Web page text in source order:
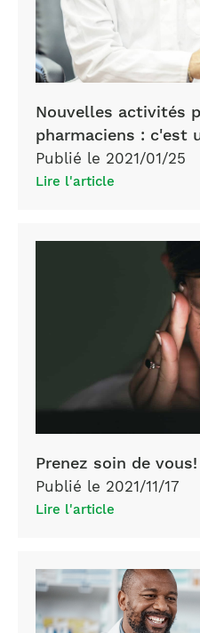
Nouvelles activités
pharmaciens : c'est
Publié le 2021/01/25
Lire l'article
Prenez soin de vous!
Publié le 2021/11/17
Lire l'article